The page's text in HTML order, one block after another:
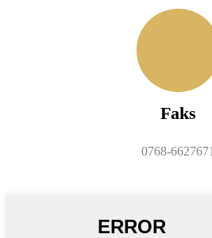
Faks
0768-6627671